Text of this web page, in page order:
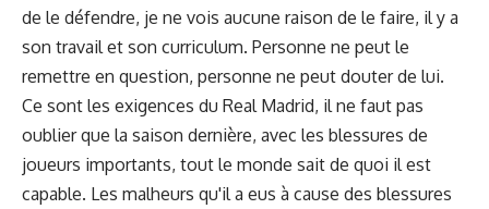
de le défendre, je ne vois aucune raison de le faire, il y a
son travail et son curriculum. Personne ne peut le
remettre en question, personne ne peut douter de lui.
Ce sont les exigences du Real Madrid, il ne faut pas
oublier que la saison dernière, avec les blessures de
joueurs importants, tout le monde sait de quoi il est
capable. Les malheurs qu'il a eus à cause des blessures